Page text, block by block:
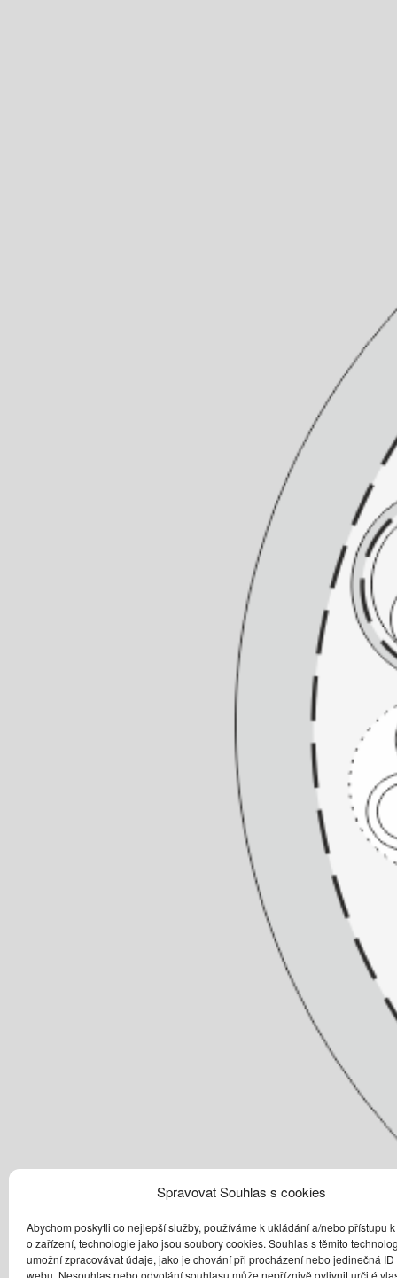
Spravovat Souhlas s cookies
Abychom poskytli co nejlepší služby, používáme k ukládání a/nebo přístupu
o zařízení, technologie jako jsou soubory cookies. Souhlas s těmito
umožní zpracovávat údaje, jako je chování při procházení nebo jedinečná ID
webu. Nesouhlas nebo odvolání souhlasu může nepříznivě ovlivnit určité